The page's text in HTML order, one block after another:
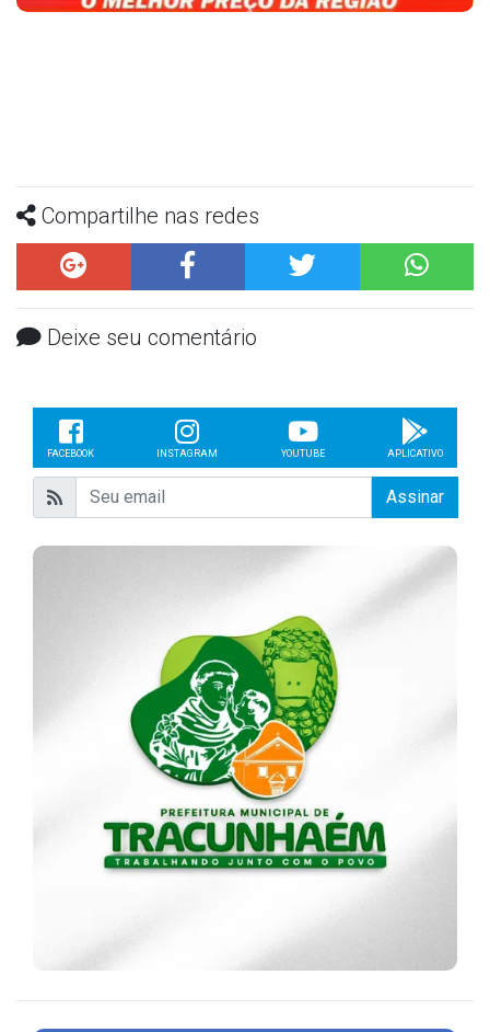
Compartilhe nas redes
Deixe seu comentário
FACEBOOK INSTAGRAM YOUTUBE APLICATIVO
Assinar